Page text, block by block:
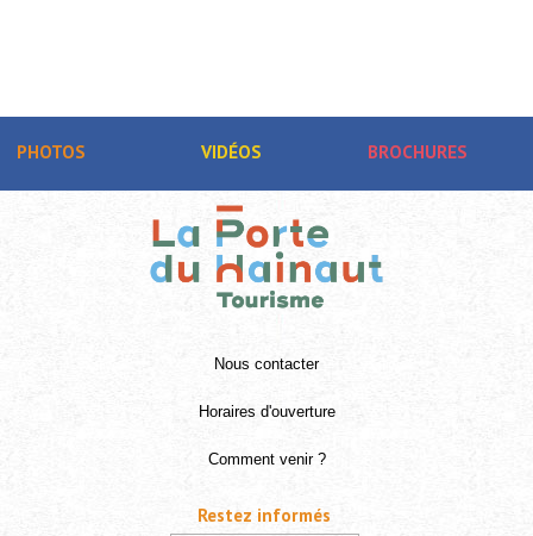
PHOTOS VIDÉOS BROCHURES
Nous contacter
Horaires d'ouverture
Comment venir ?
Restez informés